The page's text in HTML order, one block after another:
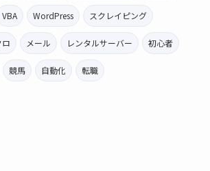
VBA WordPress スクレイピング
メール レンタルサーバー 初心者
競馬 自動化 転職